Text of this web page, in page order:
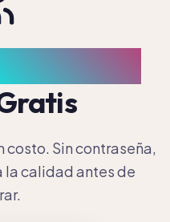
costo. Sin contraseña,
la calidad antes de